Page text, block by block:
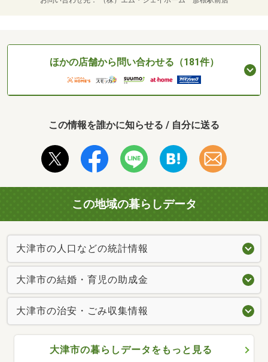
ほかの店舗から問い合わせる（181件）
この情報を誰かに知らせる / 自分に送る
この地域の暮らしデータ
大津市の人口などの統計情報
大津市の結婚・育児の助成金
大津市の治安・ごみ収集情報
大津市の暮らしデータをもっと見る